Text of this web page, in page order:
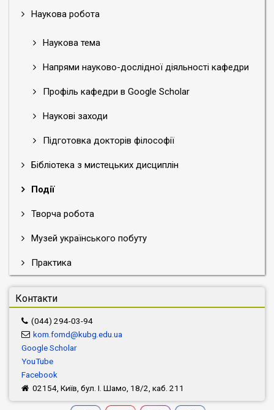
Наукова робота
Наукова тема
Напрями науково-дослідної діяльності кафедри
Профіль кафедри в Google Scholar
Наукові заходи
Підготовка докторів філософії
Бібліотека з мистецьких дисциплін
Події
Творча робота
Музей українського побуту
Практика
Контакти
(044) 294-03-94
kom.fomd@kubg.edu.ua
Google Scholar
YouTube
Facebook
02154, Київ, бул. І. Шамо, 18/2, каб. 211